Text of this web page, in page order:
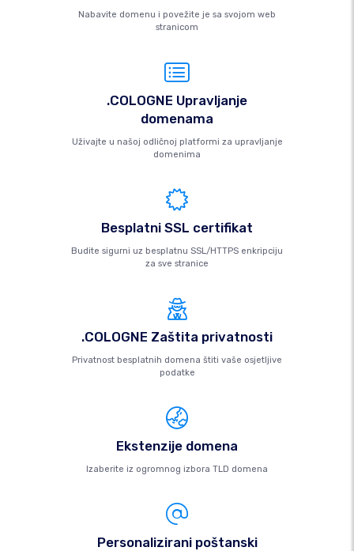
Nabavite domenu i povežite je sa svojom web
stranicom
.COLOGNE Upravljanje
domenama
Uživajte u našoj odličnoj platformi za upravljanje
domenima
Besplatni SSL certifikat
Budite sigurni uz besplatnu SSL/HTTPS enkripciju
za sve stranice
.COLOGNE Zaštita privatnosti
Privatnost besplatnih domena štiti vaše osjetljive
podatke
Ekstenzije domena
Izaberite iz ogromnog izbora TLD domena
Personalizirani poštanski